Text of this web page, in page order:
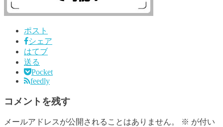
ポスト
シェア
はてブ
送る
Pocket
feedly
コメントを残す
メールアドレスが公開されることはありません。 ※ が付い